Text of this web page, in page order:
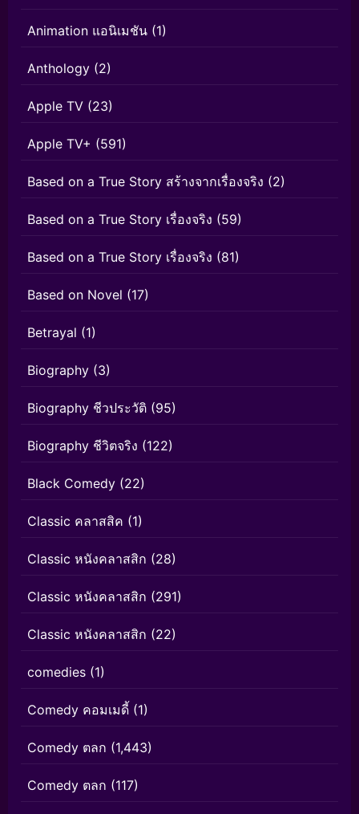
Animation แอนิเมชัน (1)
Anthology (2)
Apple TV (23)
Apple TV+ (591)
Based on a True Story สร้างจากเรื่องจริง (2)
Based on a True Story เรื่องจริง (59)
Based on a True Story เรื่องจริง (81)
Based on Novel (17)
Betrayal (1)
Biography (3)
Biography ชีวประวัติ (95)
Biography ชีวิตจริง (122)
Black Comedy (22)
Classic คลาสสิค (1)
Classic หนังคลาสสิก (28)
Classic หนังคลาสสิก (291)
Classic หนังคลาสสิก (22)
comedies (1)
Comedy คอมเมดี้ (1)
Comedy ตลก (1,443)
Comedy ตลก (117)